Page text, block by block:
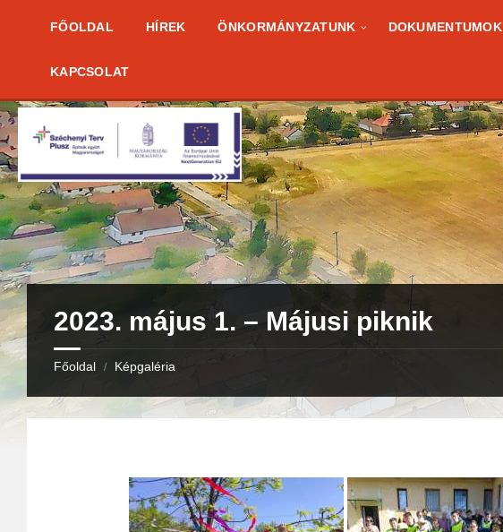
FŐOLDAL HÍREK ÖNKORMÁNYZATUNK DOKUMENTUMOK
KAPCSOLAT
2023. május 1. – Májusi piknik
Főoldal / Képgaléria